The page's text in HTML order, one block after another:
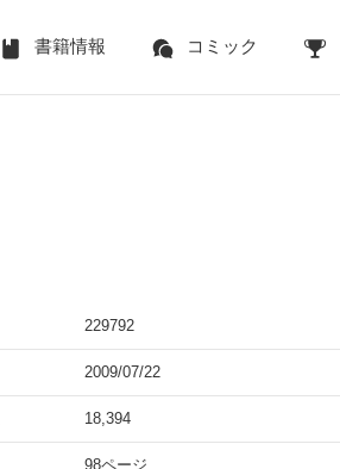
書籍情報 コミック
229792
2009/07/22
18,394
98ページ